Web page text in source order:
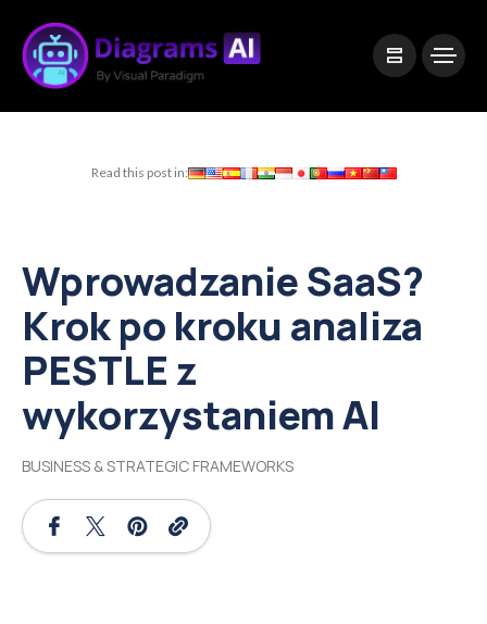
Read this post in:
Wprowadzanie SaaS?
Krok po kroku analiza
PESTLE z
wykorzystaniem AI
BUSINESS & STRATEGIC FRAMEWORKS